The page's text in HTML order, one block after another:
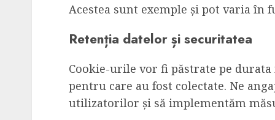
Acestea sunt exemple și pot varia în
Retenția datelor și securitatea
Cookie-urile vor fi păstrate pe
pentru care au fost colectate. Ne
utilizatorilor și să implementăm